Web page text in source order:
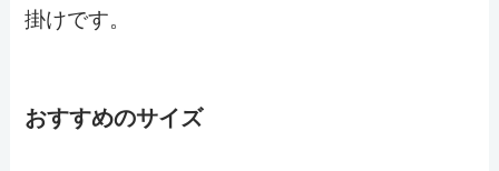
掛けです。
おすすめのサイズ